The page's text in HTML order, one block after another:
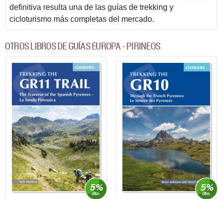
definitiva resulta una de las guías de trekking y
cicloturismo más completas del mercado.
OTROS LIBROS DE GUÍAS EUROPA - PIRINEOS